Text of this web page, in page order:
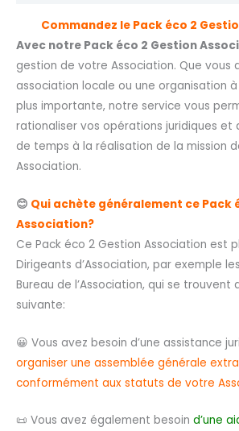
Commandez le Pack éco 2
Avec notre Pack éco 2 Gestion
gestion de votre Association. Que vous
association locale ou une organisation
plus importante, notre service vous
rationaliser vos opérations juridiques et
de temps à la réalisation de la mission
Association.
😊 Qui achète généralement ce Pack
Association?
Ce Pack éco 2 Gestion Association est
Dirigeants d’Association, par exemple
Bureau de l’Association, qui se trouvent
suivante:
😀 Vous avez besoin d’une assistance
organiser une assemblée générale
conformément aux statuts de votre
📜 Vous avez également besoin d’une